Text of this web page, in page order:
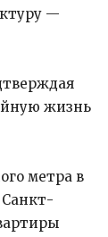
—
жизнь
метра в
Санкт-